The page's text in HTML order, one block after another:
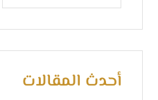
أحدث المقالات